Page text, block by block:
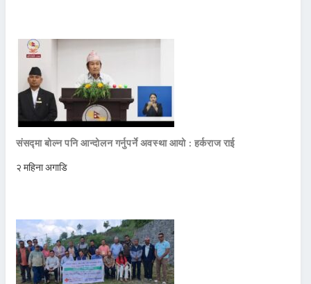
संसद्मा बोल्न पनि आन्दोलन गर्नुपर्ने अवस्था आयो : हर्कराज राई
२ महिना अगाडि